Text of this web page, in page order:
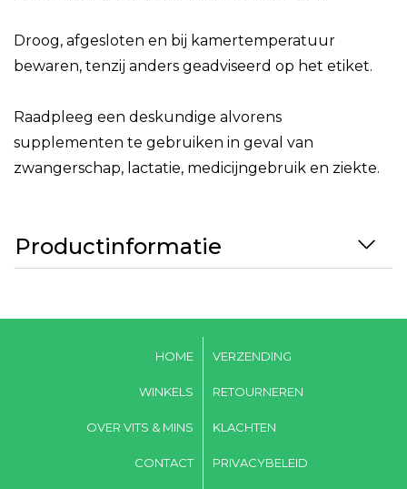
Droog, afgesloten en bij kamertemperatuur
bewaren, tenzij anders geadviseerd op het etiket.
Raadpleeg een deskundige alvorens
supplementen te gebruiken in geval van
zwangerschap, lactatie, medicijngebruik en ziekte.
Productinformatie
HOME
WINKELS
OVER VITS & MINS
CONTACT
VERZENDING
RETOURNEREN
KLACHTEN
PRIVACYBELEID